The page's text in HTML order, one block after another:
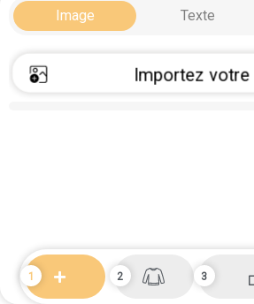
Image Texte
Importez votre